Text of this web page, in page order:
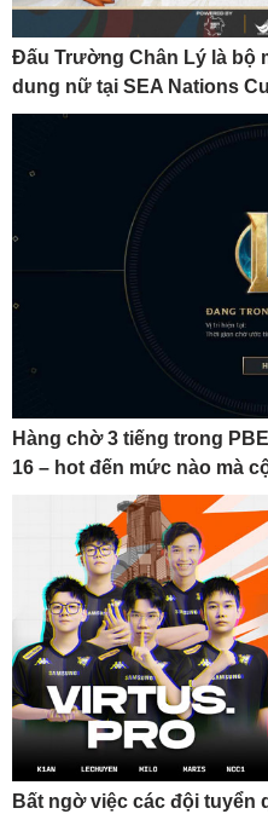
Đấu Trường Chân Lý là bộ
dung nữ tại SEA Nations
Hàng chờ 3 tiếng trong
16 – hot đến mức nào mà
Bất ngờ việc các đội tuyển